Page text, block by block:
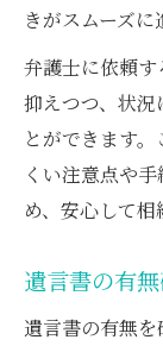
きがスムーズに
弁護士に依頼
抑えつつ、状
とができます
くい注意点や
め、安心して相
遺言書の有
遺言書の有無